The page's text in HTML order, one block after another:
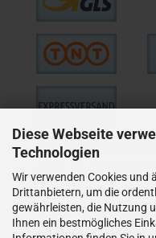
Diese Webseite
Technologien
Wir verwenden Cookies und
Drittanbietern, um die
gewährleisten, die Nutzung
Ihnen ein bestmögliches
WIE VERSENDEN
BZW. BEI GRÖSSEREN
LIEFERUNGEN ALS
LIEFERUNGEN AN